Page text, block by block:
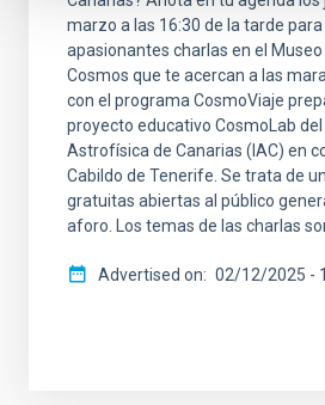
marzo a las 16:30 de la tarde
apasionantes charlas en el Museo
Cosmos que te acercan a las
con el programa CosmoViaje
proyecto educativo CosmoLab
Astrofísica de Canarias (IAC) en
Cabildo de Tenerife. Se trata de
gratuitas abiertas al público
aforo. Los temas de las charlas
Advertised on 02/12/2025 -